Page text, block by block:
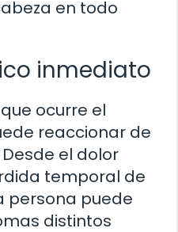
en todo
inmediato
ocurre el
reaccionar de
el dolor
temporal de
persona puede
distintos